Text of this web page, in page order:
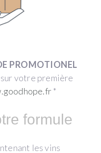
PROMOTIONEL
votre première
*
formule
les vins